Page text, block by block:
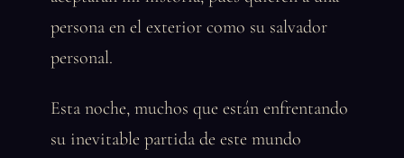
persona en el exterior como su salvador
personal.
Esta noche, muchos que están enfrentando
su inevitable partida de este mundo